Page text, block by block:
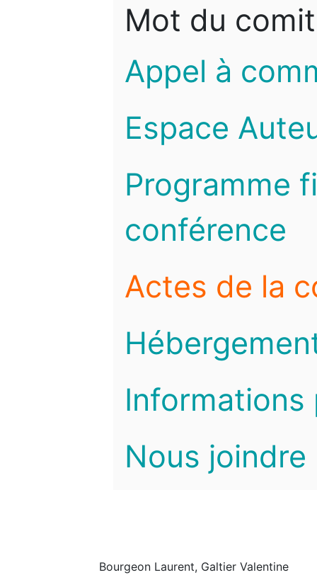
Mot du
Appel à
Espace
Programme
conférence
Actes de la
Informations
Nous joindre
Bourgeon Laurent, Galtier Valentine